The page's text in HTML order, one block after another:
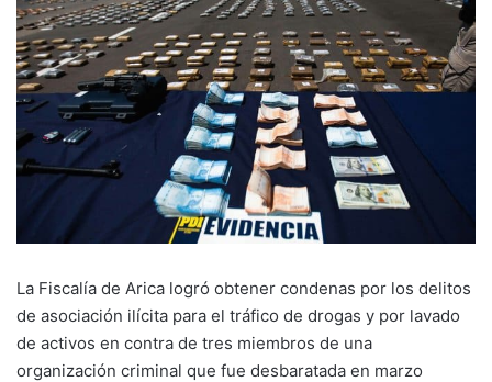
La Fiscalía de Arica logró obtener condenas por los delitos
de asociación ilícita para el tráfico de drogas y por lavado
de activos en contra de tres miembros de una
organización criminal que fue desbaratada en marzo